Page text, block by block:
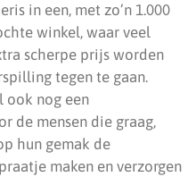
in een, met zo’n 1.000
winkel, waar veel
scherpe prijs worden
tegen te gaan.
ook nog een
de mensen die graag,
hun gemak de
maken en verzorgen